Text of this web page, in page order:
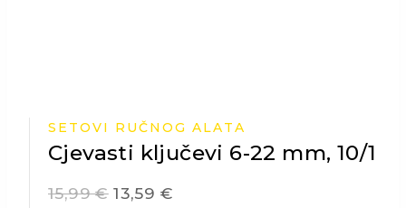
SETOVI RUČNOG ALATA
Cjevasti ključevi 6-22 mm, 10/1
15,99€ 13,59 €